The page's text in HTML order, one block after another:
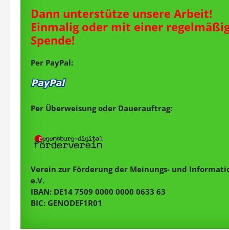
Dann unterstütze unsere Arbeit!
Einmalig oder mit einer
Spende!
Per PayPal:
Per Überweisung oder Dauerauftrag:
Verein zur Förderung der Meinungs- und
e.V.
IBAN: DE14 7509 0000 0000 0633 63
BIC: GENODEF1R01